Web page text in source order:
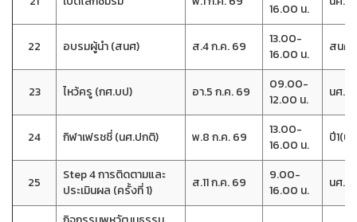
16.00 น.
22 อบรมผู้นำ (สนศ) ส.4 ก.ค. 69
13.00-
16.00 น.
สนศ.
23 ไหว้ครู (กศ.บป) อา.5 ก.ค. 69
09.00-
12.00 น.
นศ.ก
24 กิฬาเฟรชชี่ (นศ.ปกติ) พ.8 ก.ค. 69
13.00-
16.00 น.
ปี1(ป
25
Step 4 การติดตามและ
ประเมินผล (ครั้งที่ 1)
ส.11 ก.ค. 69
9.00-
16.00 น.
นศ.วิ